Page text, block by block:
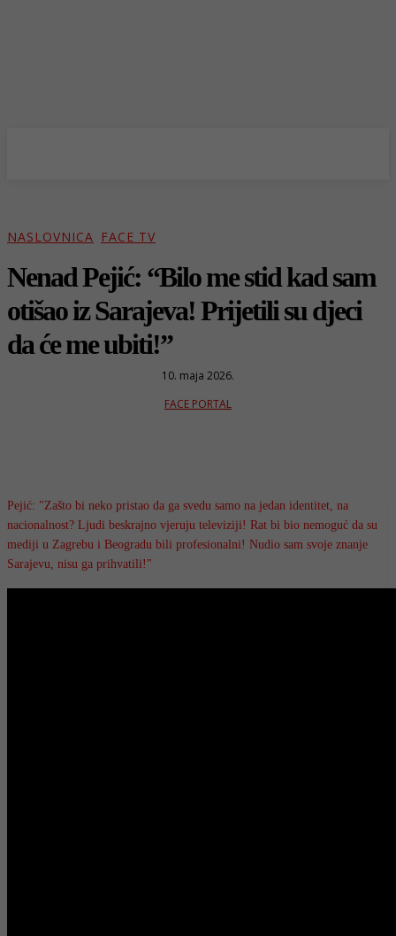
NASLOVNICA FACE TV
Nenad Pejić: “Bilo me stid kad sam
otišao iz Sarajeva! Prijetili su djeci
da će me ubiti!”
10. maja 2026.
FACE PORTAL
Pejić: "Zašto bi neko pristao da ga svedu samo na jedan identitet, na
nacionalnost? Ljudi beskrajno vjeruju televiziji! Rat bi bio nemoguć da su
mediji u Zagrebu i Beogradu bili profesionalni! Nudio sam svoje znanje
Sarajevu, nisu ga prihvatili!"